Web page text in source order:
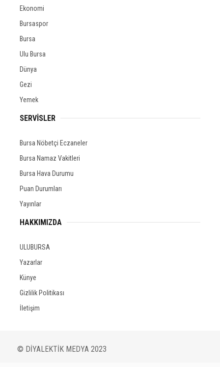
Ekonomi
Bursaspor
Bursa
Ulu Bursa
Dünya
Gezi
Yemek
SERVİSLER
Bursa Nöbetçi Eczaneler
Bursa Namaz Vakitleri
Bursa Hava Durumu
Puan Durumları
Yayınlar
HAKKIMIZDA
ULUBURSA
Yazarlar
Künye
Gizlilik Politikası
İletişim
© DİYALEKTİK MEDYA 2023